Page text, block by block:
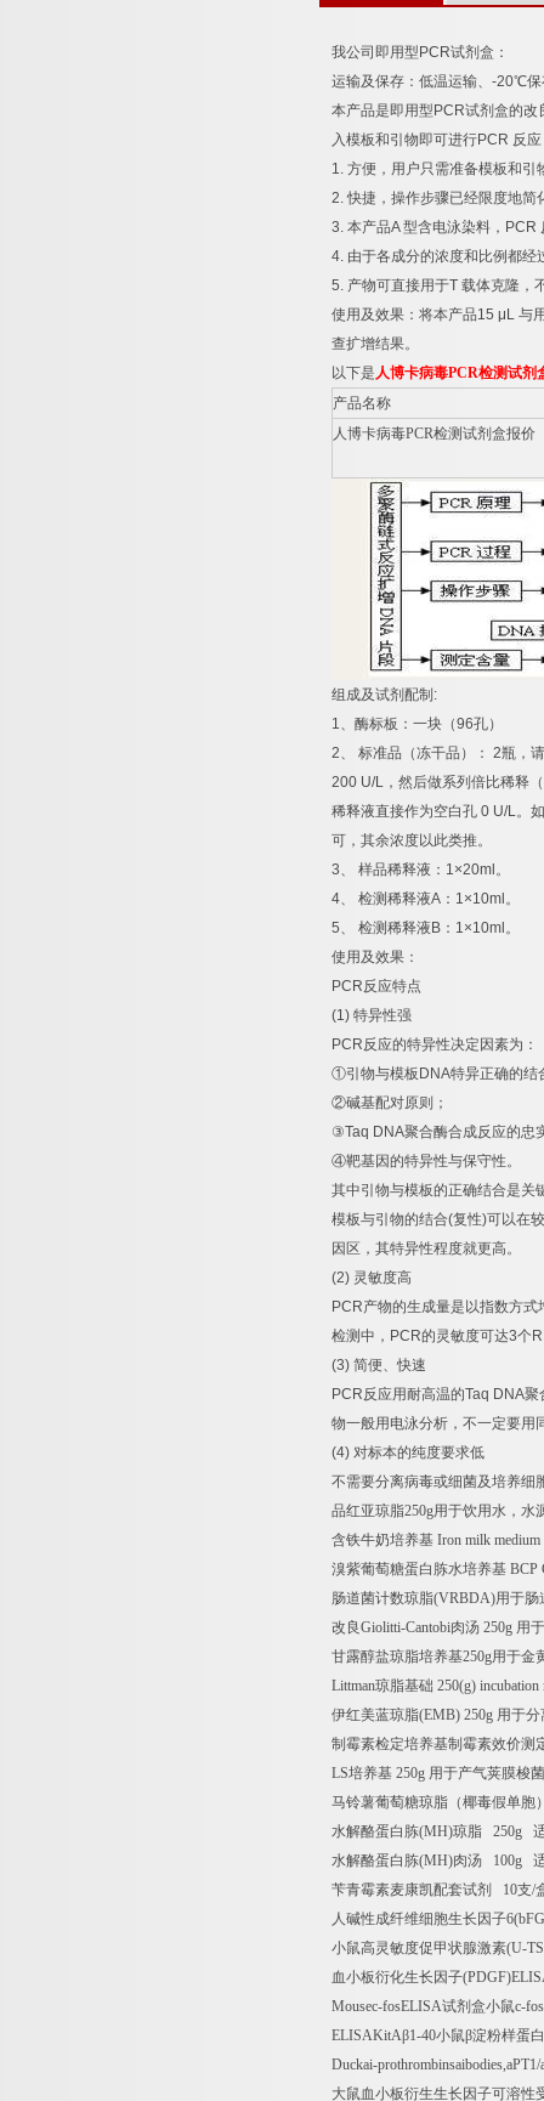
我公司即用型 PCR试剂盒：
运输及保存：低温运输、 -20℃
本产品是即用型 PCR试剂盒的改
入模板和引物即可进行PCR 反
1. 方便，用户只需准备模板和引
2.快捷，操作步骤已经限度地简
3. 本产品A型含电泳染料， PCR
4. 由于各成分的浓度和比例都
5. 产物可直接用于T 载体克隆，
使用及效果：将本产品15 μL 与
查扩增结果。
以下是人博卡病毒PCR检测试剂
产品名称
人博卡病毒PCR检测试剂盒报价
组成及试剂配制 :
1、酶标板：一块（96孔）
2、 标准品（冻干品）： 2瓶，
200 U/L ，然后做系列倍比稀释
稀释液直接作为空白孔 0 U/L。
可，其余浓度以此类推。
3、 样品稀释液： 1×20ml 。
4、 检测稀释液A ： 1×10ml 。
5、 检测稀释液 B ： 1×10ml 。
使用及效果：
PCR反应特点
(1) 特异性强
PCR反应的特异性决定因素为：
①引物与模板 DNA特异正确的结
②碱基配对原则；
③Taq DNA聚合酶合成反应的忠
④靶基因的特异性与保守性。
其中引物与模板的正确结合是关
模板与引物的结合(复性)可以在
因区，其特异性程度就更高。
(2) 灵敏度高
PCR产物的生成量是以指数方式
检测中， PCR的灵敏度可达3个
(3) 简便、快速
PCR反应用耐高温的Taq DNA聚
物一般用电泳分析，不一定要用
(4) 对标本的纯度要求低
不需要分离病毒或细菌及培养细
品红亚琼脂250g用于饮用水，水
含铁牛奶培养基 Iron milk medium
溴紫葡萄糖蛋白胨水培养基 BCP
肠道菌计数琼脂(VRBDA)用于肠
改良Giolitti-Cantobi肉汤 250g 用
甘露醇盐琼脂培养基250g用于金
Littman琼脂基础 250(g) incubation
伊红美蓝琼脂(EMB) 250g 用于
制霉素检定培养基制霉素效价测
LS培养基 250g 用于产气荚膜梭
马铃薯葡萄糖琼脂（椰毒假单胞
水解酪蛋白胨(MH)琼脂 250g
水解酪蛋白胨(MH)肉汤 100g
苄青霉素麦康凯配套试剂
10支/
人碱性成纤维细胞生长因子
小鼠高灵敏度促甲状腺激素(U-
血小板衍化生长因子
Mousec-fosELISA试剂盒小鼠c-
ELISAKitAβ1-40小鼠β淀粉样蛋白
Duckai-
大鼠血小板衍生生长因子可溶性